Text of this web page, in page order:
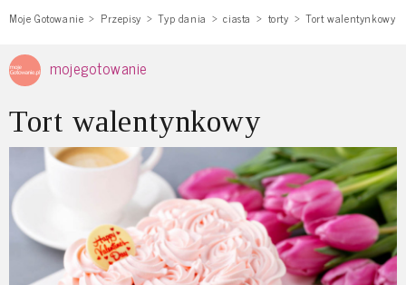
Moje Gotowanie Przepisy Typ dania ciasta torty Tort walentynkowy
mojegotowanie
Tort walentynkowy